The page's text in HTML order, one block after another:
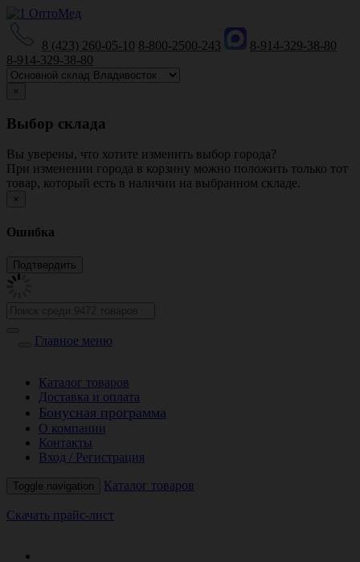
8 (423) 260-05-10 8-800-2500-243
8-914-329-38-80
8-914-329-38-80
×
Выбор склада
Вы уверены, что хотите изменить выбор города?
При изменении города в корзину можно положить только тот
товар, который есть в наличии на выбранном складе.
×
Ошибка
Главное меню
Каталог товаров
Доставка и оплата
Бонусная программа
О компании
Контакты
Вход / Регистрация
Toggle navigation Каталог товаров
Скачать прайс-лист